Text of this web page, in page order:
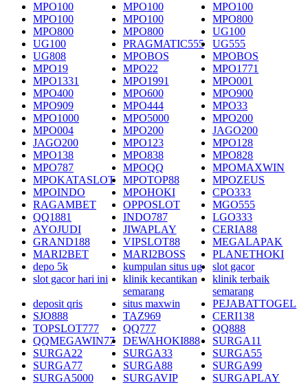
MPO100 MPO100
MPO100
MPO100
MPO100
MPO800
MPO800
MPO800
UG100
UG100
PRAGMATIC555
UG555
UG808
MPOBOS
MPOBOS
MPO19
MPO22
MPO1771
MPO1331
MPO1991
MPO001
MPO400
MPO600
MPO900
MPO909
MPO444
MPO33
MPO1000
MPO5000
MPO200
MPO004
MPO200
JAGO200
JAGO200
MPO123
MPO128
MPO138
MPO838
MPO828
MPO787
MPOQQ
MPOMAXWIN
MPOKATASLOT
MPOTOP88
MPOZEUS
MPOINDO
MPOHOKI
CPO333
RAGAMBET
OPPOSLOT
MGO555
QQ1881
INDO787
LGO333
AYOJUDI
JIWAPLAY
CERIA88
GRAND188
VIPSLOT88
MEGALAPAK
MARI2BET
MARI2BOSS
PLANETHOKI
depo 5k
kumpulan situs ug
slot gacor
slot gacor hari ini
klinik kecantikan
semarang
klinik terbaik
semarang
deposit qris
situs maxwin
PEJABATTOGEL
SJO888
TAZ969
CERI138
TOPSLOT777
QQ777
QQ888
QQMEGAWIN77
DEWAHOKI888
SURGA11
SURGA22
SURGA33
SURGA55
SURGA77
SURGA88
SURGA99
SURGA5000
SURGAVIP
SURGAPLAY